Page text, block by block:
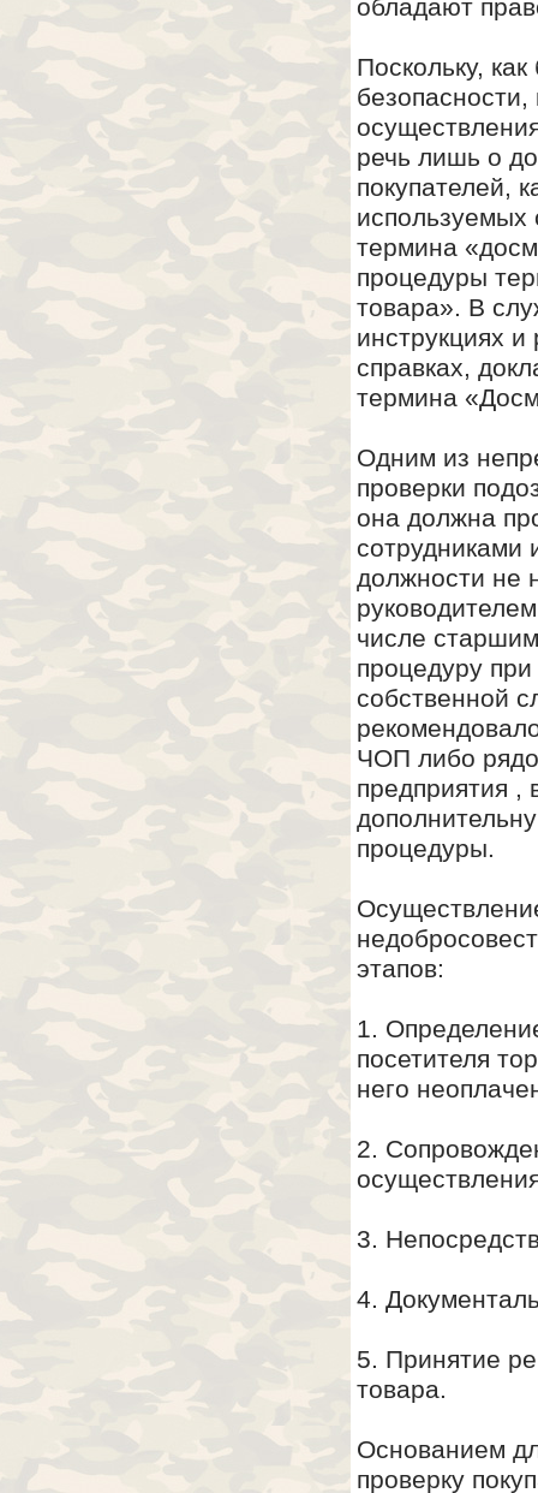
обладают
Поскольку,
речь лишь о
покупателей,
используемых
термина
процедуры
товара». В
инструкциях
справках,
термина
Одним из
проверки
она должна
сотрудниками
должности не
числе
процедуру
собственной
ЧОП либо
предприятия ,
процедуры.
этапов:
1.
посетителя
него
2.
3.
4.
5. Принятие
товара.
Основанием
проверку